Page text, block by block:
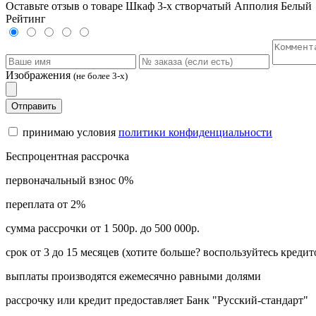
Оставьте отзыв о товаре Шкаф 3-х створчатый Апполия Белый
Рейтинг
Изображения (не более 3-х)
Отправить
принимаю условия политики конфиденциальности
Беспроцентная рассрочка
первоначальный взнос 0%
переплата от 2%
сумма рассрочки от 1 500р. до 500 000р.
срок от 3 до 15 месяцев (хотите больше? воспользуйтесь
выплаты производятся ежемесячно равными долями
рассрочку или кредит предоставляет Банк "Русский-стандарт"